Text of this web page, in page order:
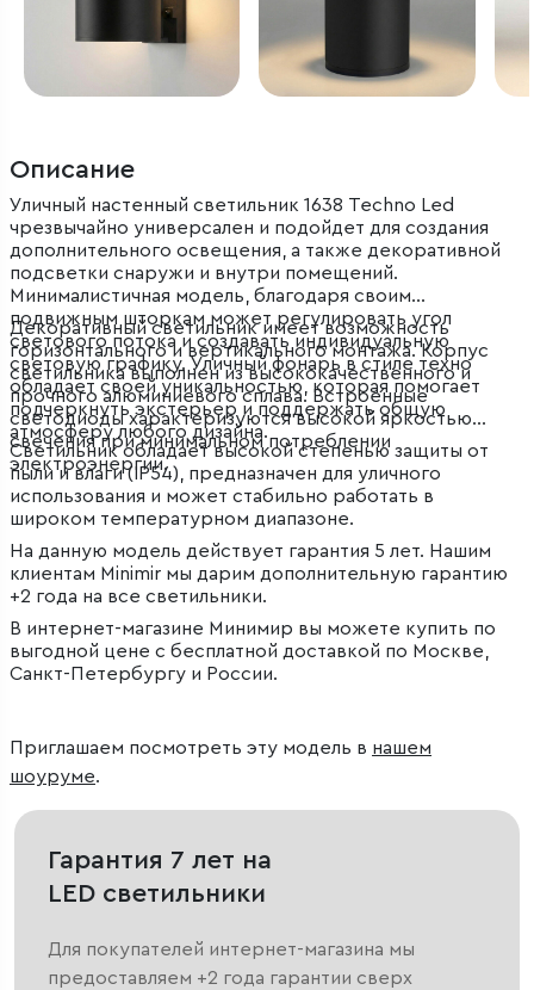
Описание
Уличный настенный светильник 1638 Techno Led
чрезвычайно универсален и подойдет для создания
дополнительного освещения, а также декоративной
подсветки снаружи и внутри помещений.
Минималистичная модель, благодаря своим
подвижным шторкам может регулировать угол
светового потока и создавать индивидуальную
световую графику. Уличный фонарь в стиле техно
обладает своей уникальностью, которая помогает
подчеркнуть экстерьер и поддержать общую
атмосферу любого дизайна.
Декоративный светильник имеет возможность
горизонтального и вертикального монтажа. Корпус
светильника выполнен из высококачественного и
прочного алюминиевого сплава. Встроенные
светодиоды характеризуются высокой яркостью
свечения при минимальном потреблении
электроэнергии.
Светильник обладает высокой степенью защиты от
пыли и влаги (IP54), предназначен для уличного
использования и может стабильно работать в
широком температурном диапазоне.
На данную модель действует гарантия 5 лет. Нашим
клиентам Minimir мы дарим дополнительную гарантию
+2 года на все светильники.
В интернет-магазине Минимир вы можете купить по
выгодной цене с бесплатной доставкой по Москве,
Санкт-Петербургу и России.
Приглашаем посмотреть эту модель в нашем
шоуруме.
Гарантия 7 лет на
LED светильники
Для покупателей интернет-магазина мы
предоставляем +2 года гарантии сверх